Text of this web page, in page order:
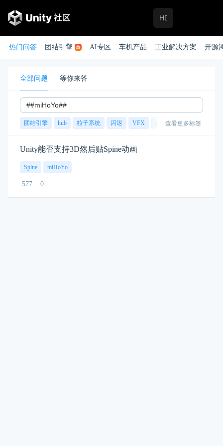
热门问答 团结引擎 AI专区 车机产品 工业解决方案 开源
全部问题 等你来答
团结引擎 hub 粒子系统 闪退 VFX 崩溃 账号 渲染
查看更多标签
Unity能否支持3D然后贴Spine动画
Spine miHoYo
577 0